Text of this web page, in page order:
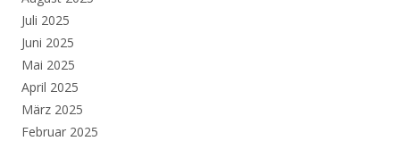
Juli 2025
Juni 2025
Mai 2025
April 2025
März 2025
Februar 2025